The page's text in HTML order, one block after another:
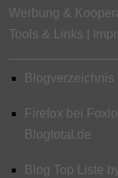
Werbung &
Tools & Links
Firefox bei
Blogtotal.de
Blog Top Liste